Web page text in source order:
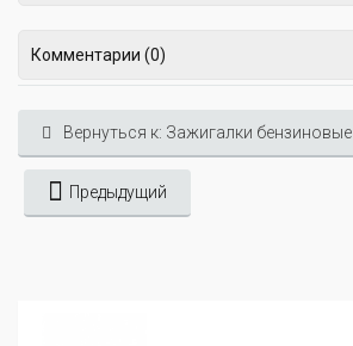
Комментарии (0)
Вернуться к: Зажигалки бензиновые
Предыдущий